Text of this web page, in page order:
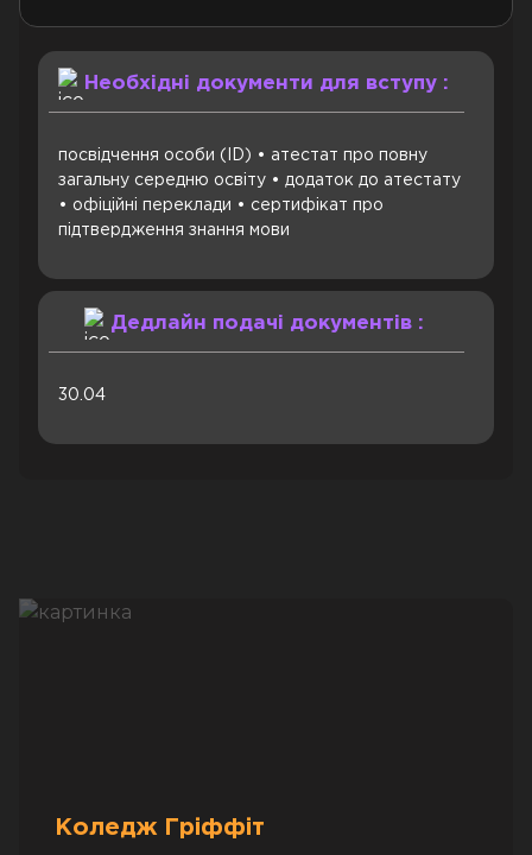
Необхідні документи для вступу :
посвідчення особи (ID) • атестат про повну
загальну середню освіту • додаток до атестату
• офіційні переклади • сертифікат про
підтвердження знання мови
Дедлайн подачі документів :
30.04
Коледж Гріффіт